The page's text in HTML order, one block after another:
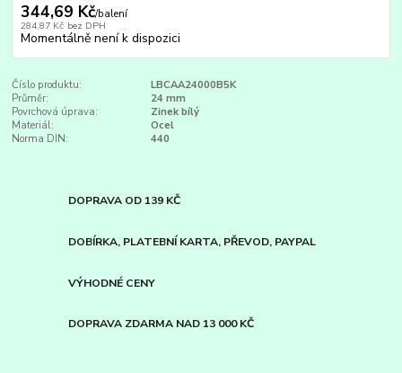
344,69 Kč/balení
284,87 Kč bez DPH
Momentálně není k dispozici
Číslo produktu:
LBCAA24000B5K
Průměr:
24 mm
Povrchová úprava:
Zinek bílý
Materiál:
Ocel
Norma DIN:
440
DOPRAVA OD 139 KČ
DOBÍRKA, PLATEBNÍ KARTA, PŘEVOD, PAYPAL
VÝHODNÉ CENY
DOPRAVA ZDARMA NAD 13 000 KČ